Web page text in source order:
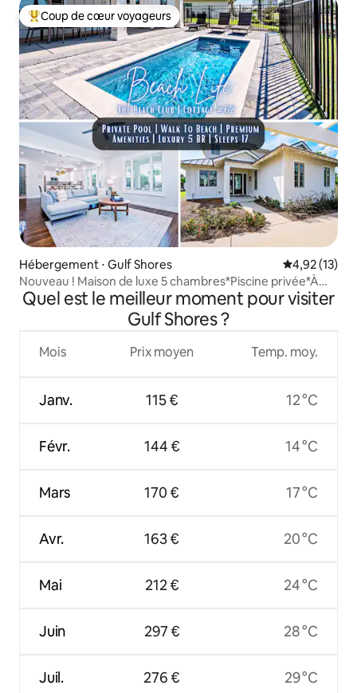
Coups de cœur voyageurs les plus appréciés
Coup de cœur voyageurs
Hébergement ⋅ Gulf Shores Évaluation
4,92 (13)
Nouveau ! Maison de luxe 5 chambres*Piscine privée*À
quelques pas de la plage
Quel est le meilleur moment pour visiter
Gulf Shores ?
Mois
Janv.
Févr.
Mars
Avr.
Mai
Juin
Juil.
Prix moyen
115 €
144 €
170 €
163 €
212 €
297 €
276 €
Temp. moy.
12 °C
14 °C
17 °C
20 °C
24 °C
28 °C
29 °C